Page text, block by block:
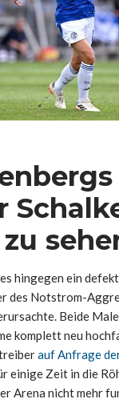
hingegen ein
des Notstrom-
Beide Male
komplett neu
auf Anfrage
einige Zeit in die
Arena nicht mehr